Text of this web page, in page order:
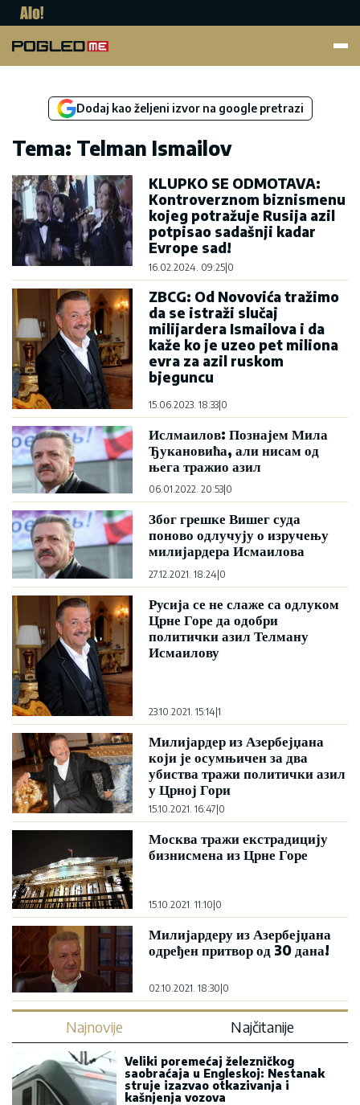
Dodaj kao željeni izvor na google pretrazi
Tema: Telman Ismailov
KLUPKO SE ODMOTAVA:
Kontroverznom biznismenu
kojeg potražuje Rusija azil
potpisao sadašnji kadar
Evrope sad!
16.02.2024. 09:25 0
ZBCG: Od Novovića tražimo
da se istraži slučaj
milijardera Ismailova i da
kaže ko je uzeo pet miliona
evra za azil ruskom
bjeguncu
15.06.2023. 18:33 0
Ислмаилов: Познајем Мила
Ђукановића, али нисам од
њега тражио азил
06.01.2022. 20:53 0
Због грешке Вишег суда
поново одлучују о изручењу
милијардера Исмаилова
27.12.2021. 18:24 0
Русија се не слаже са одлуком
Црне Горе да одобри
политички азил Телману
Исмаилову
23.10.2021. 15:14 1
Милијардер из Азербејџана
који је осумњичен за два
убиства тражи политички азил
у Црној Гори
15.10.2021. 16:47 0
Москва тражи екстрадицију
бизнисмена из Црне Горе
15.10.2021. 11:10 0
Милијардеру из Азербејџана
одређен притвор од 30 дана!
02.10.2021. 18:30 0
Najnovije Najčitanije
Veliki poremećaj železničkog
saobraćaja u Engleskoj: Nestanak
struje izazvao otkazivanja i
kašnjenja vozova